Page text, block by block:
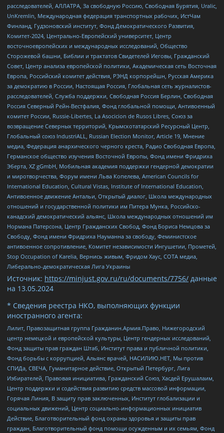
расследователей, АЛЛАТРА, За свободную Россию, Свободная Бурятия, Uralic,
UnKremlin, Международная федерация транспортных рабочих, ИстЧам
Финланд, Гудзоновский институт, Фонд Демократического Развития,
Комитет-2024, Центрально-Европейский университет, Центр
восточноевропейских и международных исследований, Общество
Сторожевой башни, Библии и трактатов Свидетелей Иеговы, Гражданский
Совет, Центр анализа европейской политики, Академическая сеть Восточная
Европа, Российский комитет действия, РЭНД корпорейшн, Русская Америка
за демократию в России, Настоящая Россия, Глобальная сеть журналистов-
расследователей, Служба поддержки, Свободная Россия Берлин, Свободная
Россия Северный Рейн-Вестфалия, Фонд глобальной помощи, Антивоенный
комитет России, Russie-Libertes, La Asocicion de Rusos Libres, Союз за
возвращение Северных территорий, Крымскотатарский Ресурсный Центр,
Глобальный союз IndustriALL, Russian Election Monitor, Article 19, Мнение
медиа, Федерация анархического черного креста, Радио Свободная Европа,
Германское общество изучения Восточной Европы, Фонд имени Фридриха
Эберта, XZ gGmbH, Мобильная академия поддержки гендерной демократии
и миротворчества, Форум имени Льва Копелева, American Councils for
International Education, Cultural Vistas, Institute of International Education,
Антивоенное движение Антальи, Открытый диалог, Школа международных
отношений и государственной политики им Питера Мунка, Российско-
канадский демократический альянс, Школа международных отношений им
Нормана Патерсона, Центр Гражданских Свобод, Фонд Бориса Немцова за
Свободу, Фонд имени Фридриха Науманна за свободу, Феминистское
антивоенное сопротивление, Комитет независимости Ингушетии, Прометей,
Stop Occupation of Karelia, Вернись живым, Фридом Хаус, СОТА медиа,
Либерально-демократическая Лига Украины
Источник: https://minjust.gov.ru/ru/documents/7756/ данные
на 13.05.2024
* Сведения реестра НКО, выполняющих функции
иностранного агента:
Лилит, Правозащитная группа Гражданин.Армия.Право, Нижегородский
центр немецкой и европейской культуры, Центр гендерных исследований,
Фонд защиты прав граждан Штаб, Институт права и публичной политики,
Фонд борьбы с коррупцией, Альянс врачей, НАСИЛИЮ.НЕТ, Мы против
СПИДа, СВЕЧА, Гуманитарное действие, Открытый Петербург, Лига
Избирателей, Правовая инициатива, Гражданский Союз, Хасдей Ерушалаим,
Центр поддержки и содействия развитию средств массовой информации,
Горячая Линия, В защиту прав заключенных, Институт глобализации и
социальных движений, Центр социально-информационных инициатив
Действие, Благотворительный фонд охраны здоровья и защиты прав
граждан, Благотворительный фонд помощи осужденным и их семьям, Фонд